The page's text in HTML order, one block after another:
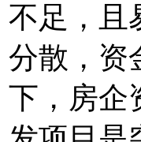
不足，且
分散，资
下，房企